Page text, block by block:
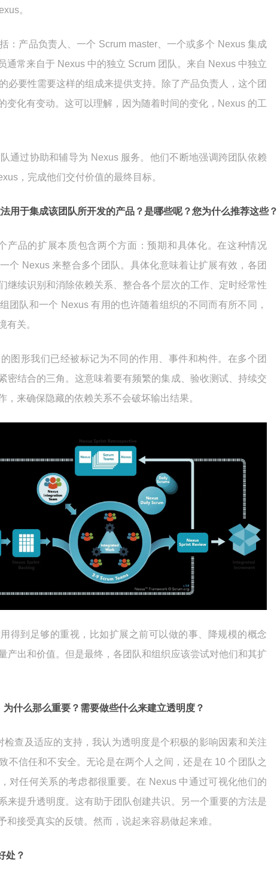
。
：产品负责人、一个 Scrum master、一个或多个 Nexus 集成
通常来自于 Nexus 中的独立 Scrum 团队。来自 Nexus 中独立
必要性需要这样的组成来提供支持。除了产品负责人，这个团
变化有变动。这可以理解，因为随着时间的变化，Nexus 的工
通过协助和辅导为 Nexus 服务。他们不断地强调跨团队依赖
，完成他们交付价值的最终目标。
用于集成该团队所开发的产品？是哪些呢？您为什么推荐这些？
产品的扩展本质包含两个方面：预期和具体化。在这种情况
个 Nexus 来整合多个团队。具体化意味着让扩展有效，各团
继续识别和消除依赖关系、整合各个层次的工作、定时经常性
团队和一个 Nexus 有用的也许随着组织的不同而有所不同，
有关。
图形我们已经被标记为不同的作用、事件和构件。在多个团
密结合的三角。这意味着要有频繁的集成、验收测试、持续交
，来确保隐藏的依赖关系不会破坏输出结果。
得到足够的重视，比如扩展之前可以做的事、降规模的概念
产出和价值。但是最终，各团队和组织应该尝试对他们和其扩
什么那么重要？需要做些什么来建立透明度？
检查及适应的支持，我认为透明度是个积极的影响因素和关注
不信任和不安全。无论是在两个人之间，还是在 10 个团队之
对任何关系的考虑都很重要。在 Nexus 中通过可视化他们的
来提升透明度。这有助于团队创建共识。另一个重要的方法是
和接受真实的反馈。然而，说起来容易做起来难。
处？